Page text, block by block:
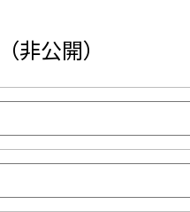
非公開）